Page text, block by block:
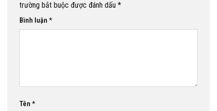
trường bắt buộc được đánh dấu *
Bình luận *
Tên *